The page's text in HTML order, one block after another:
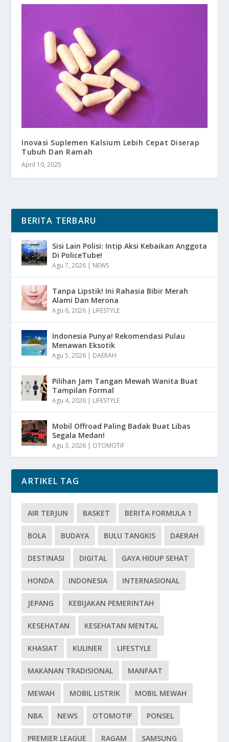
Inovasi Suplemen Kalsium Lebih Cepat Diserap
Tubuh Dan Ramah
April 10, 2025
BERITA TERBARU
Sisi Lain Polisi: Intip Aksi Kebaikan Anggota
Di PoliceTube!
Agu 7, 2026 | NEWS
Tanpa Lipstik! Ini Rahasia Bibir Merah
Alami Dan Merona
Agu 6, 2026 | LIFESTYLE
Indonesia Punya! Rekomendasi Pulau
Menawan Eksotik
Agu 5, 2026 | DAERAH
Pilihan Jam Tangan Mewah Wanita Buat
Tampilan Formal
Agu 4, 2026 | LIFESTYLE
Mobil Offroad Paling Badak Buat Libas
Segala Medan!
Agu 3, 2026 | OTOMOTIF
ARTIKEL TAG
AIR TERJUN BASKET BERITA FORMULA 1
BOLA BUDAYA BULU TANGKIS DAERAH
DESTINASI DIGITAL GAYA HIDUP SEHAT
HONDA INDONESIA INTERNASIONAL
JEPANG KEBIJAKAN PEMERINTAH
KESEHATAN KESEHATAN MENTAL
KHASIAT KULINER LIFESTYLE
MAKANAN TRADISIONAL MANFAAT
MEWAH MOBIL LISTRIK MOBIL MEWAH
NBA NEWS OTOMOTIF PONSEL
PREMIER LEAGUE RAGAM SAMSUNG